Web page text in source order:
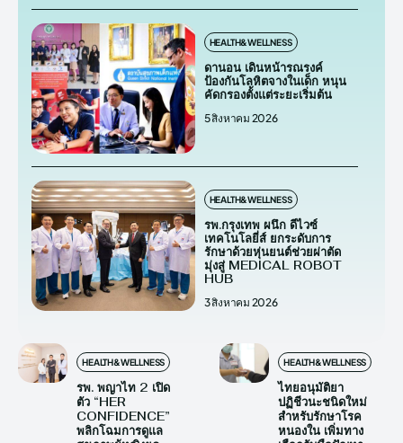
HEALTH&WELLNESS
ดานอน เดินหน้ารณรงค์
ป้องกันโลหิตจางในเด็ก หนุน
คัดกรองตั้งแต่ระยะเริ่มต้น
5 สิงหาคม 2026
HEALTH&WELLNESS
รพ.กรุงเทพ ผนึก ดีไวซ์
เทคโนโลยี่ส์ ยกระดับการ
รักษาด้วยหุ่นยนต์ช่วยผ่าตัด
มุ่งสู่ MEDICAL ROBOT
HUB
3 สิงหาคม 2026
HEALTH&WELLNESS
รพ. พญาไท 2 เปิด
ตัว “HER
CONFIDENCE”
พลิกโฉมการดูแล
HEALTH&WELLNESS
ไทยอนุมัติยา
ปฏิชีวนะชนิดใหม่
สำหรับรักษาโรค
หนองใน เพิ่มทาง